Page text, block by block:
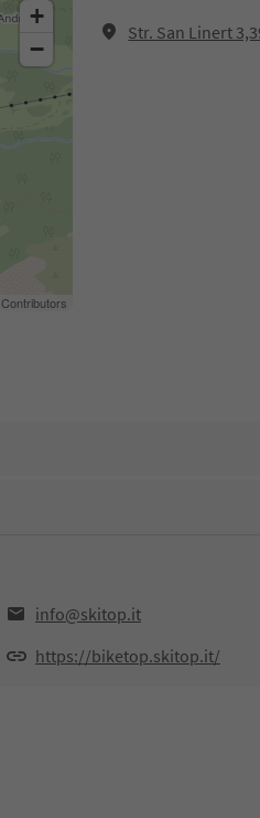
Str. San Linert
+
−
Contributors
info@skitop.it
https://biketop.skitop.it/